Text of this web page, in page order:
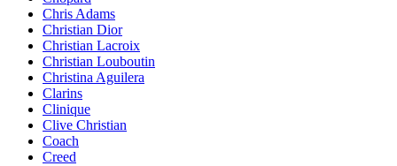
Chris Adams
Christian Dior
Christian Lacroix
Christian Louboutin
Christina Aguilera
Clarins
Clinique
Clive Christian
Coach
Creed